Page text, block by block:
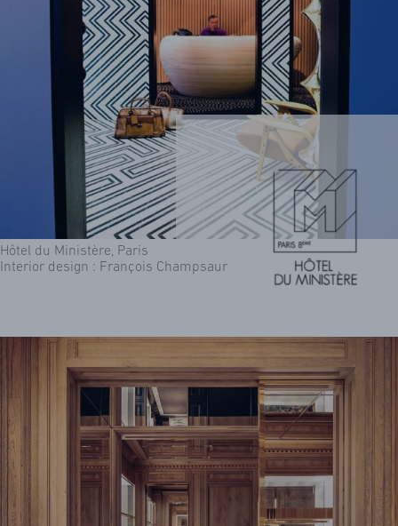
Hôtel du Ministère, Paris
Interior design : François Champsaur